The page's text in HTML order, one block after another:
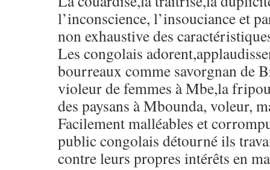
l’inconscience, l’insouciance et
non exhaustive des
Les congolais
bourreaux comme savorgnan de
violeur de femmes à Mbe,la
des paysans à Mbounda, voleur,
Facilement malléables et
public congolais détourné ils
contre leurs propres intérêts en